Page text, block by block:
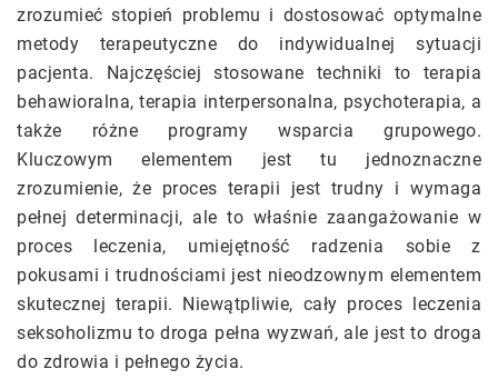
zrozumieć stopień problemu i dostosować optymalne
metody terapeutyczne do indywidualnej sytuacji
pacjenta. Najczęściej stosowane techniki to terapia
behawioralna, terapia interpersonalna, psychoterapia, a
także różne programy wsparcia grupowego.
Kluczowym elementem jest tu jednoznaczne
zrozumienie, że proces terapii jest trudny i wymaga
pełnej determinacji, ale to właśnie zaangażowanie w
proces leczenia, umiejętność radzenia sobie z
pokusami i trudnościami jest nieodzownym elementem
skutecznej terapii. Niewątpliwie, cały proces leczenia
seksoholizmu to droga pełna wyzwań, ale jest to droga
do zdrowia i pełnego życia.